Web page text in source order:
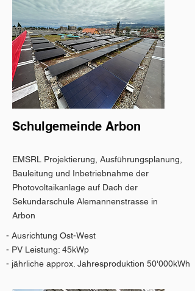
Schulgemeinde Arbon
EMSRL Projektierung, Ausführungsplanung,
Bauleitung und Inbetriebnahme der
Photovoltaikanlage auf Dach der
Sekundarschule Alemannenstrasse in
Arbon
- Ausrichtung Ost-West
- PV Leistung: 45kWp
- jährliche approx. Jahresproduktion 50'000kWh